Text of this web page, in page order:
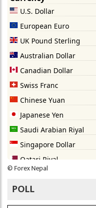
©Forex Nepal
POLL